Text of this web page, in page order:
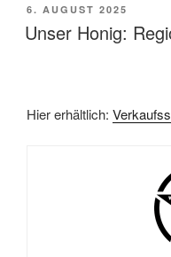
e
b
k
i
l
e
VERÖFFENTLICHT
AM
6. AUGUST 2025
Unser Honig:
Hier erhältlich: